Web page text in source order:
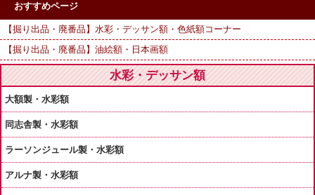
おすすめページ
【掘り出品・廃番品】水彩・デッサン額・色紙額コーナー
【掘り出品・廃番品】油絵額・日本画額
水彩・デッサン額
大額製・水彩額
同志舎製・水彩額
ラーソンジュール製・水彩額
アルナ製・水彩額